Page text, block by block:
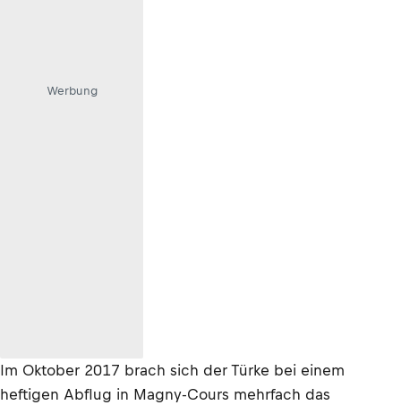
Werbung
Im Oktober 2017 brach sich der Türke bei einem
heftigen Abflug in Magny-Cours mehrfach das